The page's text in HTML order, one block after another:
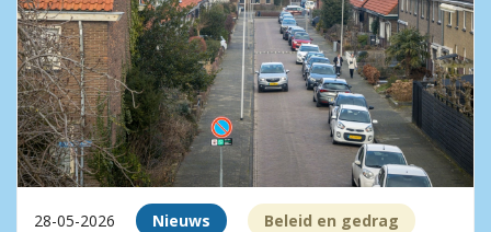
28-05-2026 Nieuws Beleid en gedrag